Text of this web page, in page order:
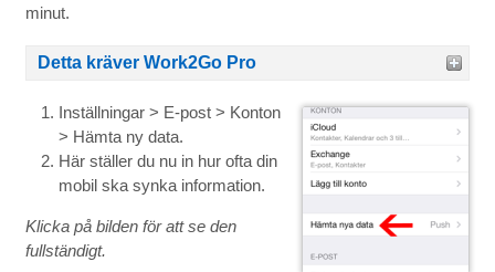
minut.
Detta kräver Work2Go Pro
Inställningar > E-post > Konton
> Hämta ny data.
Här ställer du nu in hur ofta din
mobil ska synka information.
Klicka på bilden för att se den
fullständigt.